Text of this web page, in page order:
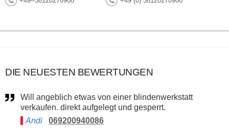
DIE NEUESTEN BEWERTUNGEN
Will angeblich etwas von einer blindenwerkstatt
verkaufen. direkt aufgelegt und gesperrt.
Andi
069200940086